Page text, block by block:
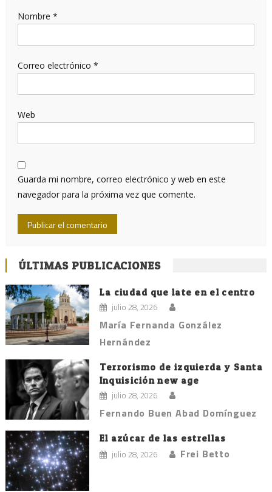
Nombre *
Correo electrónico *
Web
Guarda mi nombre, correo electrónico y web en este
navegador para la próxima vez que comente.
ÚLTIMAS PUBLICACIONES
La ciudad que late en el centro
julio 28, 2026
María Fernanda González
Hernández
Terrorismo de izquierda y Santa
Inquisición new age
julio 28, 2026
Fernando Buen Abad Domínguez
El azúcar de las estrellas
julio 28, 2026 Frei Betto